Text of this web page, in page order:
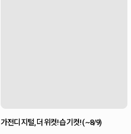
가전디지털, 더위컷! 습기컷! (~8/9)